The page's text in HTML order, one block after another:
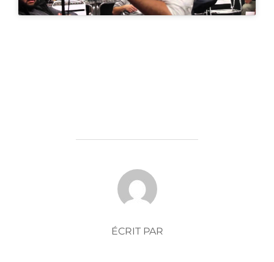
AUTEUR DE LA PUBLICATION
ÉCRIT PAR